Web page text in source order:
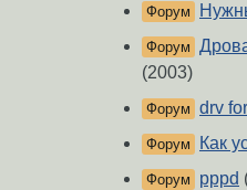
Форум
Форум
(2003)
Форум drv
Форум Как
Форум pppd